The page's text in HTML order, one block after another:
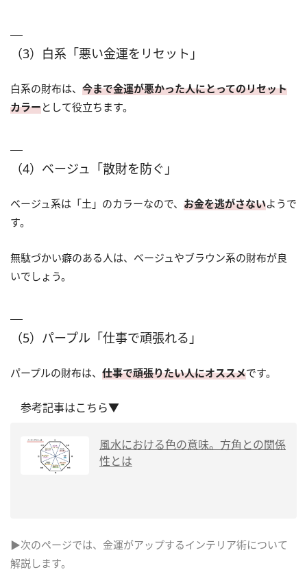
（3）白系「悪い金運をリセット」
白系の財布は、 今まで金運が悪かった人にとってのリセット
カラーとして役立ちます。
（4）ベージュ「散財を防ぐ」
ベージュ系は「土」のカラーなので、 お金を逃がさないようで
す。
無駄づかい癖のある人は、ベージュやブラウン系の財布が良
いでしょう。
（5）パープル「仕事で頑張れる」
パープルの財布は、 仕事で頑張りたい人にオススメです。
参考記事はこちら▼
風水における色の意味。方角との関係
性とは
▶次のページでは、金運がアップするインテリア術について
解説します。